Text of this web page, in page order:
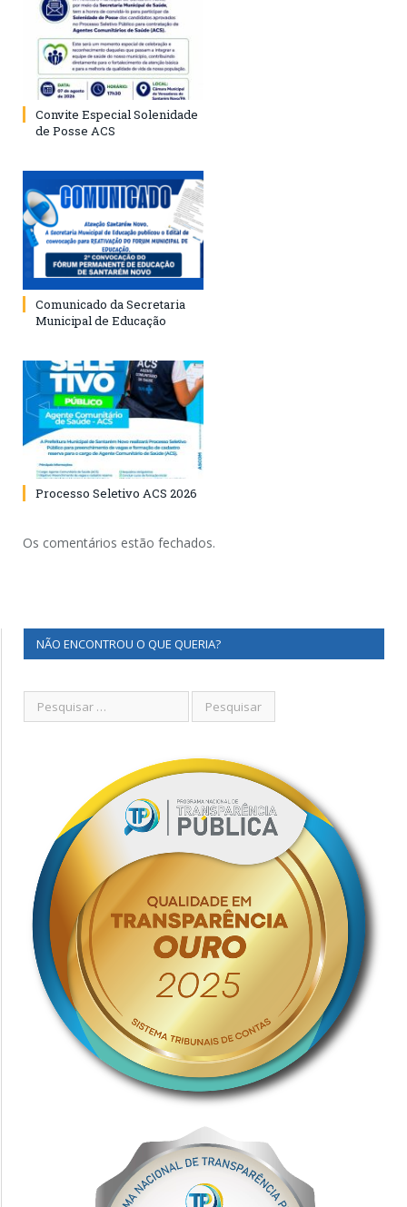
Convite Especial Solenidade
de Posse ACS
Comunicado da Secretaria
Municipal de Educação
Processo Seletivo ACS 2026
Os comentários estão fechados.
NÃO ENCONTROU O QUE QUERIA?